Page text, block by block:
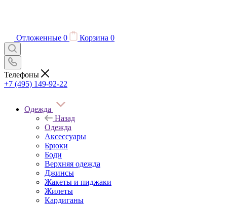
Отложенные 0 Корзина 0
Телефоны
+7 (495) 149-92-22
Одежда
Назад
Одежда
Аксессуары
Брюки
Боди
Верхняя одежда
Джинсы
Жакеты и пиджаки
Жилеты
Кардиганы